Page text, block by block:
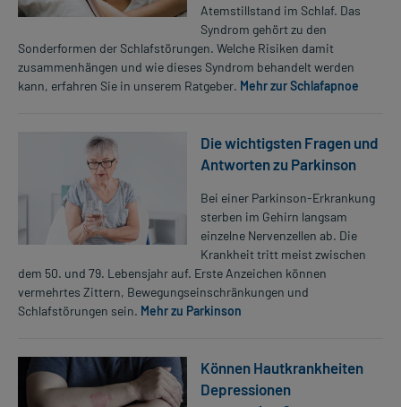
Atemstillstand im Schlaf. Das
Syndrom gehört zu den
Sonderformen der Schlafstörungen. Welche Risiken damit
zusammenhängen und wie dieses Syndrom behandelt werden
kann, erfahren Sie in unserem Ratgeber. Mehr zur Schlafapnoe
Die wichtigsten Fragen und
Antworten zu Parkinson
Bei einer Parkinson-Erkrankung
sterben im Gehirn langsam
einzelne Nervenzellen ab. Die
Krankheit tritt meist zwischen
dem 50. und 79. Lebensjahr auf. Erste Anzeichen können
vermehrtes Zittern, Bewegungseinschränkungen und
Schlafstörungen sein. Mehr zu Parkinson
Können Hautkrankheiten
Depressionen